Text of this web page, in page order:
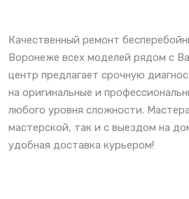
Качественный ремонт
Воронеже всех моделей рядом с
центр предлагает срочную
на оригинальные и
любого уровня сложности.
мастерской, так и с выездом на
удобная доставка курьером!